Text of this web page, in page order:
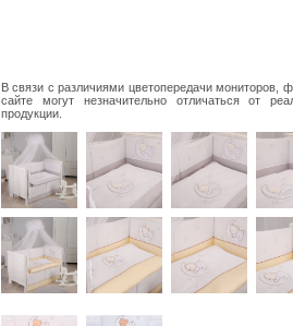
В связи с различиями цветопередачи мониторов,
сайте могут незначительно отличаться от
продукции.